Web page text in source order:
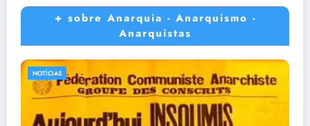
+ sobre Anarquia - Anarquismo -
Anarquistas
NOTÍCIAS